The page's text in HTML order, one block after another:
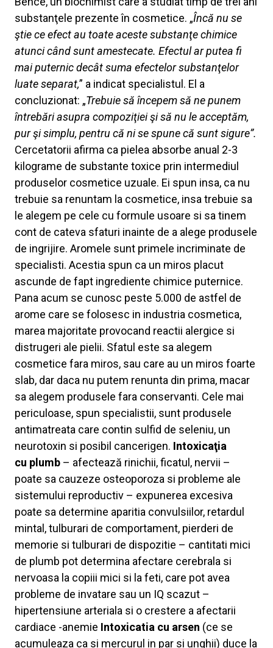
substanţele prezente în cosmetice. „Încă nu se
ştie ce efect au toate aceste substanţe chimice
atunci când sunt amestecate. Efectul ar putea fi
mai puternic decât suma efectelor substanţelor
luate separat,” a indicat specialistul. El a
concluzionat: „Trebuie să începem să ne punem
întrebări asupra compoziţiei şi să nu le acceptăm,
pur şi simplu, pentru că ni se spune că sunt sigure”.
Cercetatorii afirma ca pielea absorbe anual 2-3
kilograme de substante toxice prin intermediul
produselor cosmetice uzuale. Ei spun insa, ca nu
trebuie sa renuntam la cosmetice, insa trebuie sa
le alegem pe cele cu formule usoare si sa tinem
cont de cateva sfaturi inainte de a alege produsele
de ingrijire. Aromele sunt primele incriminate de
specialisti. Acestia spun ca un miros placut
ascunde de fapt ingrediente chimice puternice.
Pana acum se cunosc peste 5.000 de astfel de
arome care se folosesc in industria cosmetica,
marea majoritate provocand reactii alergice si
distrugeri ale pielii. Sfatul este sa alegem
cosmetice fara miros, sau care au un miros foarte
slab, dar daca nu putem renunta din prima, macar
sa alegem produsele fara conservanti. Cele mai
periculoase, spun specialistii, sunt produsele
antimatreata care contin sulfid de seleniu, un
neurotoxin si posibil cancerigen. Intoxicaţia
cu plumb – afectează rinichii, ficatul, nervii –
poate sa cauzeze osteoporoza si probleme ale
sistemului reproductiv – expunerea excesiva
poate sa determine aparitia convulsiilor, retardul
mintal, tulburari de comportament, pierderi de
memorie si tulburari de dispozitie – cantitati mici
de plumb pot determina afectare cerebrala si
nervoasa la copiii mici si la feti, care pot avea
probleme de invatare sau un IQ scazut –
hipertensiune arteriala si o crestere a afectarii
cardiace -anemie Intoxicatia cu arsen (ce se
acumuleaza ca si mercurul in par si unghii) duce la